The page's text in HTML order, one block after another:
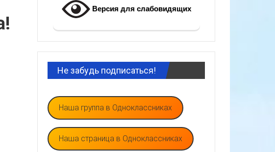
Версия для слабовидящих
Не забудь подписаться!
Наша группа в Одноклассниках
Наша страница в Одноклассниках